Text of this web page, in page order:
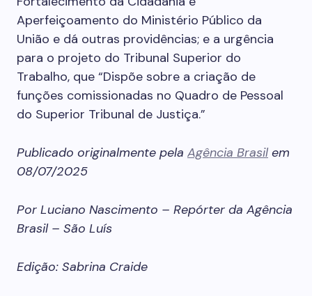
Aperfeiçoamento do Ministério Público da
União e dá outras providências; e a urgência
para o projeto do Tribunal Superior do
Trabalho, que “Dispõe sobre a criação de
funções comissionadas no Quadro de Pessoal
do Superior Tribunal de Justiça.”
Publicado originalmente pela Agência Brasilem
08/07/2025
Por Luciano Nascimento – Repórter da Agência
Brasil – São Luís
Edição: Sabrina Craide